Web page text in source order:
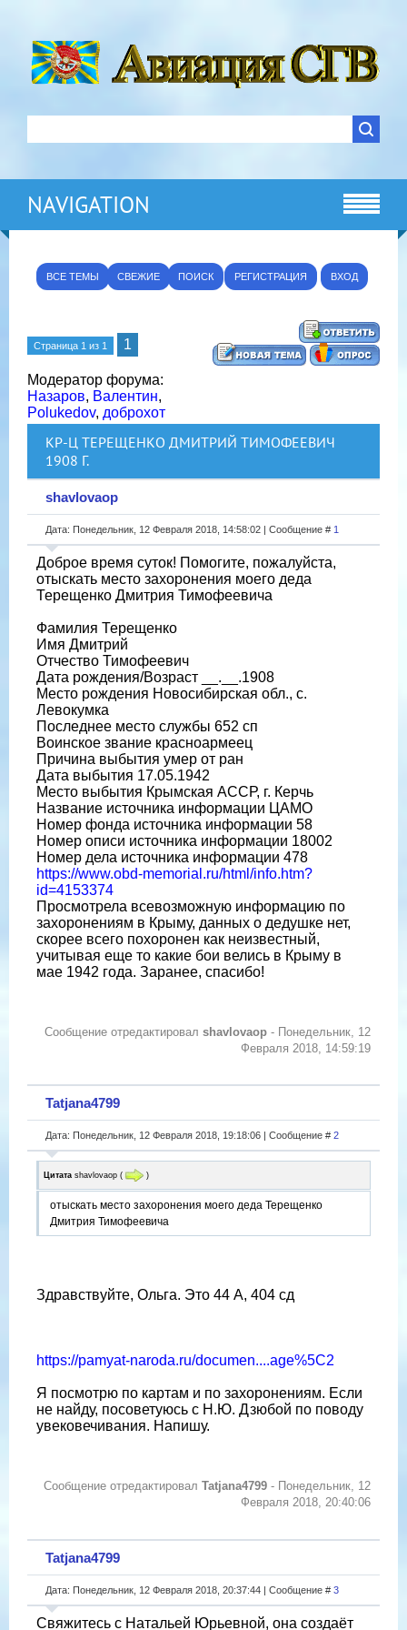
NAVIGATION
ВСЕ ТЕМЫ СВЕЖИЕ ПОИСК РЕГИСТРАЦИЯ ВХОД
Страница 1 из 1 1
Модератор форума:
Назаров, Валентин,
Polukedov, доброхот
КР-Ц ТЕРЕЩЕНКО ДМИТРИЙ ТИМОФЕЕВИЧ
1908 Г.
shavlovaop
Дата: Понедельник, 12 Февраля 2018, 14:58:02 | Сообщение # 1
Доброе время суток! Помогите, пожалуйста,
отыскать место захоронения моего деда
Терещенко Дмитрия Тимофеевича
Фамилия Терещенко
Имя Дмитрий
Отчество Тимофеевич
Дата рождения/Возраст __.__.1908
Место рождения Новосибирская обл., с.
Левокумка
Последнее место службы 652 сп
Воинское звание красноармеец
Причина выбытия умер от ран
Дата выбытия 17.05.1942
Место выбытия Крымская АССР, г. Керчь
Название источника информации ЦАМО
Номер фонда источника информации 58
Номер описи источника информации 18002
Номер дела источника информации 478
https://www.obd-memorial.ru/html/info.htm?
id=4153374
Просмотрела всевозможную информацию по
захоронениям в Крыму, данных о дедушке нет,
скорее всего похоронен как неизвестный,
учитывая еще то какие бои велись в Крыму в
мае 1942 года. Заранее, спасибо!
Сообщение отредактировал shavlovaop - Понедельник, 12
Февраля 2018, 14:59:19
Tatjana4799
Дата: Понедельник, 12 Февраля 2018, 19:18:06 | Сообщение # 2
Цитата shavlovaop ( )
отыскать место захоронения моего деда Терещенко
Дмитрия Тимофеевича
Здравствуйте, Ольга. Это 44 А, 404 сд
https://pamyat-naroda.ru/documen....age%5C2
Я посмотрю по картам и по захоронениям. Если
не найду, посоветуюсь с Н.Ю. Дзюбой по поводу
увековечивания. Напишу.
Сообщение отредактировал Tatjana4799 - Понедельник, 12
Февраля 2018, 20:40:06
Tatjana4799
Дата: Понедельник, 12 Февраля 2018, 20:37:44 | Сообщение # 3
Свяжитесь с Натальей Юрьевной, она создаёт